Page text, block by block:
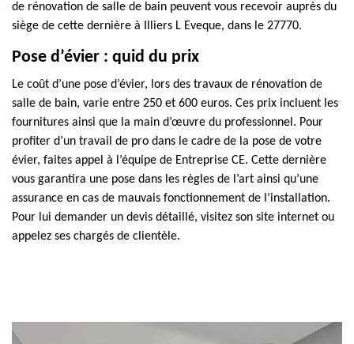
de rénovation de salle de bain peuvent vous recevoir auprès du
siège de cette dernière à Illiers L Eveque, dans le 27770.
Pose d’évier : quid du prix
Le coût d’une pose d’évier, lors des travaux de rénovation de
salle de bain, varie entre 250 et 600 euros. Ces prix incluent les
fournitures ainsi que la main d’œuvre du professionnel. Pour
profiter d’un travail de pro dans le cadre de la pose de votre
évier, faites appel à l’équipe de Entreprise CE. Cette dernière
vous garantira une pose dans les règles de l’art ainsi qu’une
assurance en cas de mauvais fonctionnement de l’installation.
Pour lui demander un devis détaillé, visitez son site internet ou
appelez ses chargés de clientèle.